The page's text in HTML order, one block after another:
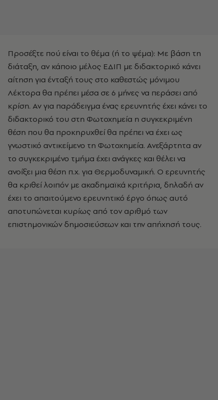
Προσέξτε πού είναι το θέμα (ή το ψέμα): Με βάση τη
διάταξη, αν κάποιο μέλος ΕΔΙΠ με διδακτορικό κάνει
αίτηση για ένταξή τους στο καθεστώς μόνιμου
Λέκτορα θα πρέπει μέσα σε 6 μήνες να περάσει από
κρίση. Αν για παράδειγμα ένας ερευνητής έχει κάνει το
διδακτορικό του στη Φωτοχημεία η συγκεκριμένη
θέση που θα προκηρυχθεί θα πρέπει να έχει ως
γνωστικό αντικείμενο τη Φωτοχημεία. Ανεξάρτητα αν
το συγκεκριμένο τμήμα έχει ανάγκες και θέλει να
ανοίξει μια θέση π.χ. για Θερμοδυναμική. Ο ερευνητής
θα κριθεί λοιπόν με ακαδημαϊκά κριτήρια, δηλαδή αν
έχει το απαιτούμενο ερευνητικό έργο όπως αυτό
αποτυπώνεται κυρίως από τον αριθμό των
επιστημονικών δημοσιεύσεων και την απήχησή τους.